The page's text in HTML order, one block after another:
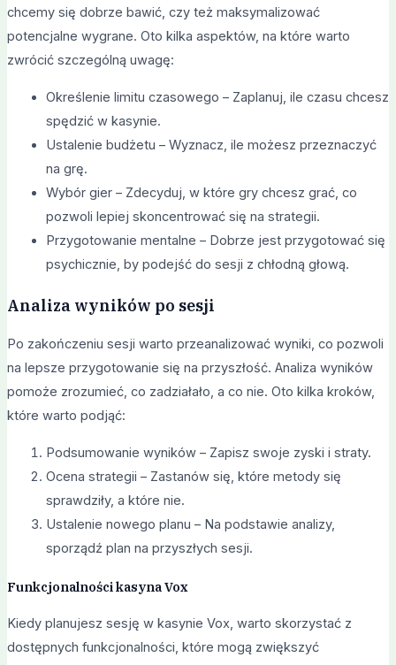
chcemy się dobrze bawić, czy też maksymalizować
potencjalne wygrane. Oto kilka aspektów, na które warto
zwrócić szczególną uwagę:
Określenie limitu czasowego – Zaplanuj, ile czasu chcesz
spędzić w kasynie.
Ustalenie budżetu – Wyznacz, ile możesz przeznaczyć
na grę.
Wybór gier – Zdecyduj, w które gry chcesz grać, co
pozwoli lepiej skoncentrować się na strategii.
Przygotowanie mentalne – Dobrze jest przygotować się
psychicznie, by podejść do sesji z chłodną głową.
Analiza wyników po sesji
Po zakończeniu sesji warto przeanalizować wyniki, co pozwoli
na lepsze przygotowanie się na przyszłość. Analiza wyników
pomoże zrozumieć, co zadziałało, a co nie. Oto kilka kroków,
które warto podjąć:
Podsumowanie wyników – Zapisz swoje zyski i straty.
Ocena strategii – Zastanów się, które metody się
sprawdziły, a które nie.
Ustalenie nowego planu – Na podstawie analizy,
sporządź plan na przyszłych sesji.
Funkcjonalności kasyna Vox
Kiedy planujesz sesję w kasynie Vox, warto skorzystać z
dostępnych funkcjonalności, które mogą zwiększyć